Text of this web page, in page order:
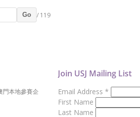
Go / 119
門本地參賽企
Join USJ Mailing List
Email Address *
First Name
Last Name